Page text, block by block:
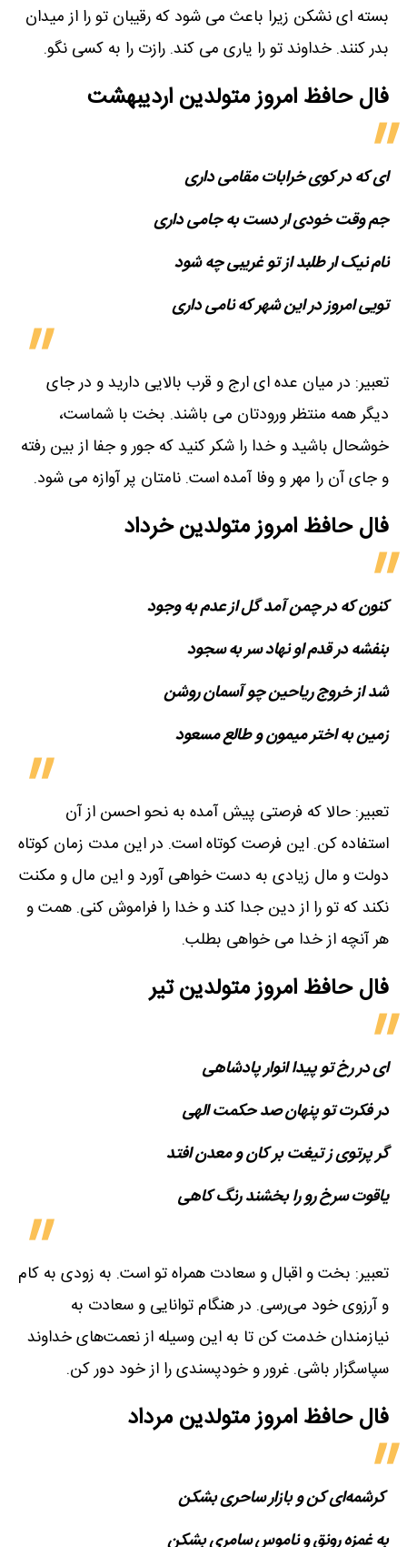
بسته ای نشکن زیرا باعث می شود که رقیبان تو را از میدان
بدر کنند. خداوند تو را یاری می کند. رازت را به کسی نگو.
فال حافظ امروز متولدین‌ اردیبهشت
ای که در کوی خرابات مقامی داری
جم وقت خودی ار دست به جامی داری
نام نیک ار طلبد از تو غریبی چه شود
تویی امروز در این شهر که نامی داری
تعبیر: در میان عده ای ارج و قرب بالایی دارید و در جای
دیگر همه منتظر ورودتان می باشند. بخت با شماست،
خوشحال باشید و خدا را شکر کنید که جور و جفا از بین رفته
و جای آن را مهر و وفا آمده است. نامتان پر آوازه می شود.
فال حافظ امروز متولدین‌ خرداد
کنون که در چمن آمد گل از عدم به وجود
بنفشه در قدم او نهاد سر به سجود
شد از خروج ریاحین چو آسمان روشن
زمین به اختر میمون و طالع مسعود
تعبیر: حالا که فرصتی پیش آمده به نحو احسن از آن
استفاده کن. این فرصت کوتاه است. در این مدت زمان کوتاه
دولت و مال زیادی به دست خواهی آورد و این مال و مکنت
نکند که تو را از دین جدا کند و خدا را فراموش کنی. همت و
هر آنچه از خدا می خواهی بطلب.
فال حافظ امروز متولدین‌ تیر
ای در رخ تو پیدا انوار پادشاهی
در فکرت تو پنهان صد حکمت الهی
گر پرتوی ز تیغت بر کان و معدن افتد
یاقوت سرخ رو را بخشند رنگ کاهی
تعبیر: بخت و اقبال و سعادت همراه تو است. به زودی به کام
و آرزوی خود می‌رسی. در هنگام توانایی و سعادت به
نیازمندان خدمت کن تا به این وسیله از نعمت‌های خداوند
سپاسگزار باشی. غرور و خودپسندی را از خود دور کن.
فال حافظ امروز متولدین‌ مرداد
‍ کرشمه‌ای کن و بازار ساحری بشکن
به غمزه رونق و ناموس سامری بشکن